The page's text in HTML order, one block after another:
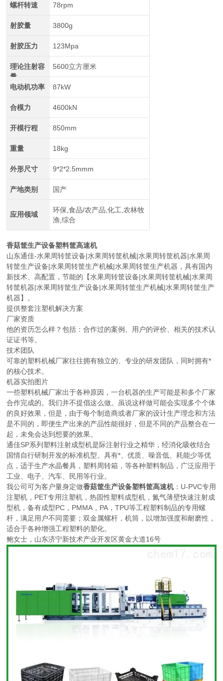
螺杆转速 78rpm
射胶量 3800g
射胶压力 123Mpa
理论注射容
量
5600立方厘米
电动机功率 87kW
合模力 4600kN
开模行程 850mm
重量 18kg
外形尺寸 9*2*2.5mmm
产地类别 国产
应用领域
环保,食品/农产品,化工,农林牧
渔,综合
香菇筐生产设备塑料筐高速机
山东通佳-水果周转筐设备|水果周转筐机械|水果周转筐机器|水果周
转筐生产设备|水果周转筐生产机械|水果周转筐生产机器，具有国内
新技术、高配置，节能的【水果周转筐设备|水果周转筐机械|水果周
转筐机器|水果周转筐生产设备|水果周转筐生产机械|水果周转筐生产
机器】。
提供整套注塑机解决方案
厂家资质
他的资历怎么样？包括：合作过的案例、用户的评价、相关的技术认
证证书等。
技术团队
可靠的塑料机械厂家往往拥有独立的、专业的研发团队，同时拥有*
的核心技术。
机器实拍图片
一些塑料机械厂家出于各种原因，一台机器的生产可能是和多个厂家
合作完成的。我们并不提倡这么做。虽说这样做可能会实现多个个体
的良好效果，但是，由于每个制造商或者厂家的设计生产理念和方法
是不同的，即便生产出来的产品性能很好，但是不同的产品整合在一
起，未免会达到想要的效果。
通佳SP系列塑料注射成型机是际注射行业之精华，经消化吸收结合
国情自行研制开发的标准机型。具有*、优质、噪音低、耗能少等优
点，适于生产水晶餐具，塑料周转箱，等各种塑料制品，广泛应用于
工业、电子、汽车、民用等行业。
我公司可为客户量身定做香菇筐生产设备塑料筐高速机：U-PVC专用
注塑机，PET专用注塑机，热固性塑料成型机，氮气薄壁快速注射成
型机，备有成型PC，PMMA，PA，TPU等工程塑料制品的专用螺
杆，满足用户不同需要；双金属螺杆，机筒，以增加强度和耐磨性，
适合于各种增强工程塑料的塑化。
鲍女士，山东济宁新技术产业开发区黄金大道16号